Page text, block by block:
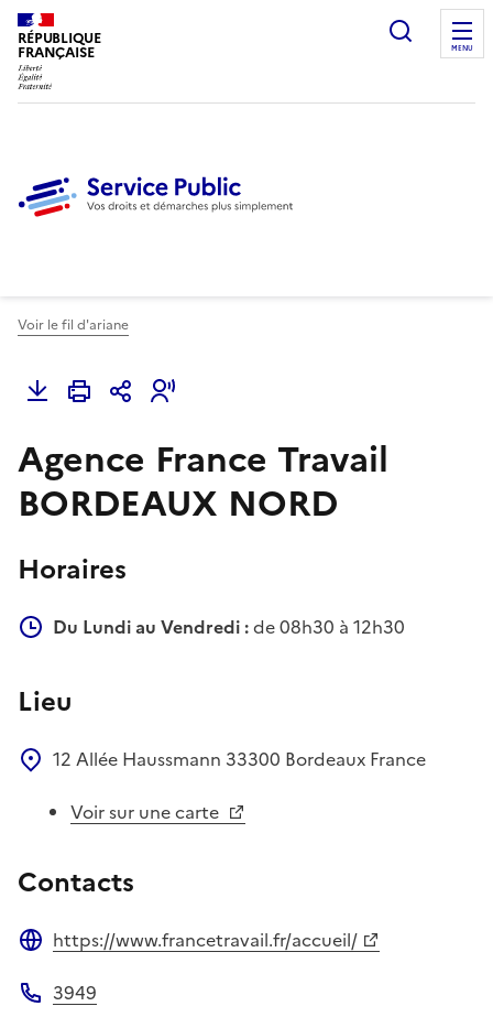
RÉPUBLIQUE
FRANÇAISE
Ouvrir
MENU
Voir le fil d'ariane
Agence France Travail
BORDEAUX NORD
Horaires
Du Lundi au Vendredi :de 08h30 à 12h30
Lieu
12 Allée Haussmann 33300 Bordeaux France
Voir sur une carte
Contacts
https://www.francetravail.fr/accueil/
3949